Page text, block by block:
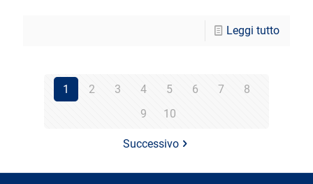
Leggi tutto
1 2 3 4 5 6 7
8
9
10
Successivo